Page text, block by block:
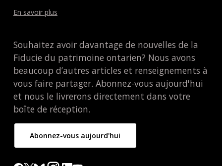
En savoir plus
Souhaitez avoir davantage de nouvelles de la
Fiducie du patrimoine ontarien? Nous avons
beaucoup d’autres articles et renseignements à
vous faire partager. Abonnez-vous aujourd'hui
et nous le livrerons directement dans votre
boîte de réception.
Abonnez-vous aujourd'hui